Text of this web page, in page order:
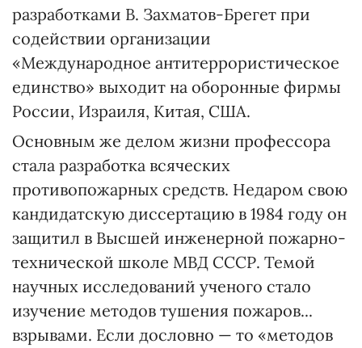
разработками В. Захматов-Брегет при
содействии организации
«Международное антитеррористическое
единство» выходит на оборонные фирмы
России, Израиля, Китая, США.
Основным же делом жизни профессора
стала разработка всяческих
противопожарных средств. Недаром свою
кандидатскую диссертацию в 1984 году он
защитил в Высшей инженерной пожарно-
технической школе МВД СССР. Темой
научных исследований ученого стало
изучение методов тушения пожаров...
взрывами. Если дословно — то «методов